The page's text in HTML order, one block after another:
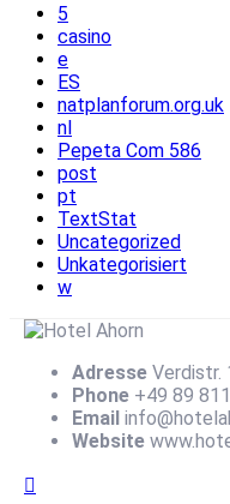
5
casino
e
ES
natplanforum.org.uk
nl
Pepeta Com 586
post
pt
TextStat
Uncategorized
Unkategorisiert
w
Adresse Verdistr.
Phone +49 89
Email
Website